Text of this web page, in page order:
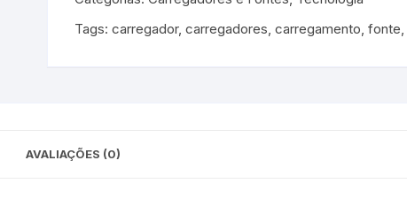
Tags: carregador, carregadores, carregamento, fonte,
AVALIAÇÕES (0)